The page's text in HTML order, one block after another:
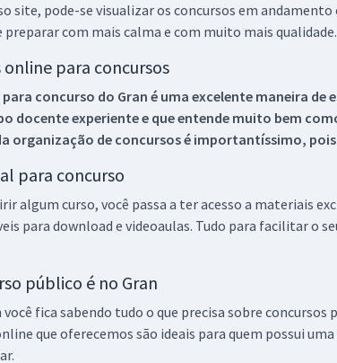
site, pode-se visualizar os concursos em
preparar com mais calma e com muito mais qualidade.
online para concursos
concurso do Gran é uma excelente maneira
docente experiente e que entende muito bem
organização de concursos é importantíssimo,
para concurso
algum curso, você passa a ter acesso a materiais
para download e videoaulas. Tudo para facilitar o
público é no Gran
você fica sabendo tudo o que precisa sobre
que oferecemos são ideais para quem possui